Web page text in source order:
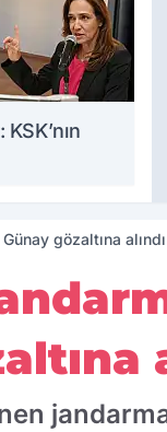
gözaltına alındı